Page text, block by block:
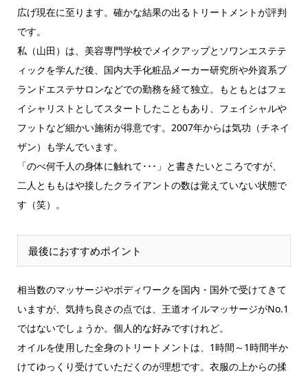
広げ現在に至ります。確かな結果の出るトリートメントが評判
です。
私（山田）は、美容専門学校でメイクアップとソワンエステテ
ィックを学んだ後、国内大手化粧品メーカー研究所や外資系ブ
ランドエステサロンなどでの勤務を経て独立。もともとはフェ
イシャリストとしてスタートしたこともあり、フェイシャルや
フットなど細かい施術が得意です。2007年からは気功（チネイ
ザン）も学んでいます。
「のべ何千人の身体に触れて･･･」と書きたいところですが、
二人とももはや接したクライアントの数は覚えていない状態で
す（笑）。
最後におすすめポイント
相当数のマッサージやボディワークを国内・国外で受けてきて
いますが、気持ち良さの点では、王道オイルマッサージがNo.1
ではないでしょうか。個人的な好みですけれど。
オイルを使用した全身のトリートメントは、1時間～1時間半か
けてゆっくり受けていただくのが理想です。衣服の上からの揉